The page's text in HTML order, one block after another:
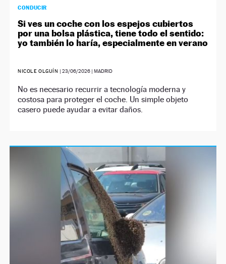
CONDUCIR
Si ves un coche con los espejos cubiertos
por una bolsa plástica, tiene todo el sentido:
yo también lo haría, especialmente en verano
NICOLE OLGUÍN | 23/06/2026| MADRID
No es necesario recurrir a tecnología moderna y
costosa para proteger el coche. Un simple objeto
casero puede ayudar a evitar daños.